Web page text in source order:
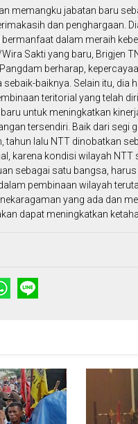
memangku jabatan baru
dan penghargaan.
dalam meraih
Sakti yang baru, Brigjen
berharap,
baiknya. Selain itu, dia
teritorial yang telah
untuk meningkatkan
tersendiri. Baik dari segi
lalu NTT dinobatkan
karena kondisi wilayah
sebagai satu bangsa,
pembinaan wilayah
yang ada dan
dapat meningkatkan